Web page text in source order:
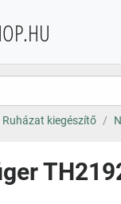
Ruházat kiegészítő